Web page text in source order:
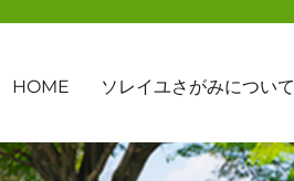
HOME ソレイユさがみについて